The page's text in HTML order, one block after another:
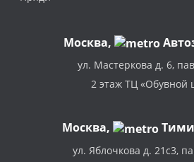
Москва,
ул. Мастеркова д. 6,
2 этаж ТЦ «Обувной
Москва,
ул. Яблочкова д. 21с3,